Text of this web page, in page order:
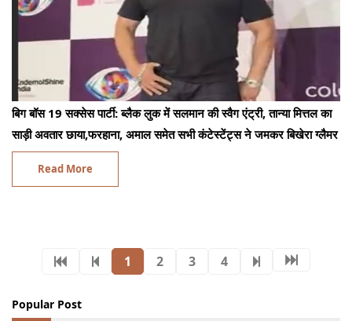
बिग बॉस 19 सक्सेस पार्टी: ब्लैक लुक में सलमान की स्वैग एंट्री, तान्या मित्तल का
साड़ी अवतार छाया,फरहाना, अमाल समेत सभी कंटेस्टेंट्स ने जमकर बिखेरा ग्लैमर
Read More
1 2 3 4
Popular Post